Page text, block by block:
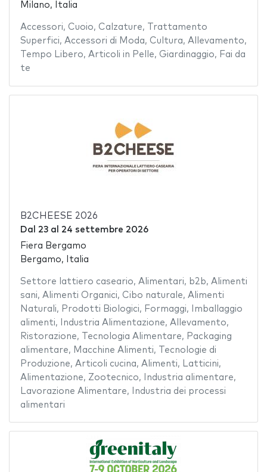
Milano, Italia
Accessori, Cuoio, Calzature,
Trattamento
Superfici, Accessori di Moda, Cultura, Allevamento,
Tempo Libero, Articoli in Pelle, Giardinaggio, Fai da
te
B2CHEESE 2026
Dal 23al 24 settembre 2026
Fiera Bergamo
Bergamo, Italia
Settore lattiero caseario, Alimentari, b2b, Alimenti
sani, Alimenti Organici, Cibo naturale, Alimenti
Naturali, Prodotti Biologici, Formaggi,
Imballaggio
alimenti, Industria Alimentazione, Allevamento,
Ristorazione, Tecnologia Alimentare, Packaging
alimentare, Macchine Alimenti,
Tecnologie di
Produzione, Articoli cucina, Alimenti, Latticini,
Alimentazione, Zootecnico, Industria alimentare,
Lavorazione Alimentare,
Industria dei processi
alimentari